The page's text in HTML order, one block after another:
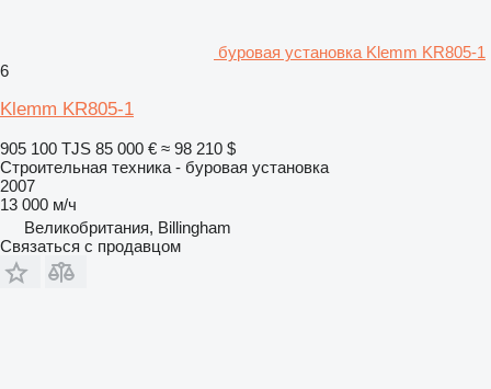
буровая установка Klemm KR805-1
6
Klemm KR805-1
905 100 TJS 85 000 € ≈ 98 210 $
Строительная техника - буровая установка
2007
13 000 м/ч
Великобритания, Billingham
Связаться с продавцом